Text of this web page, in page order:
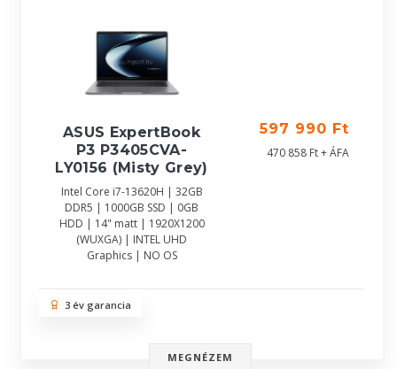
ASUS ExpertBook
P3 P3405CVA-
LY0156 (Misty Grey)
Intel Core i7-13620H | 32GB
DDR5 | 1000GB SSD | 0GB
HDD | 14" matt | 1920X1200
(WUXGA) | INTEL UHD
Graphics | NO OS
597 990 Ft
470 858 Ft + ÁFA
3 év garancia
MEGNÉZEM